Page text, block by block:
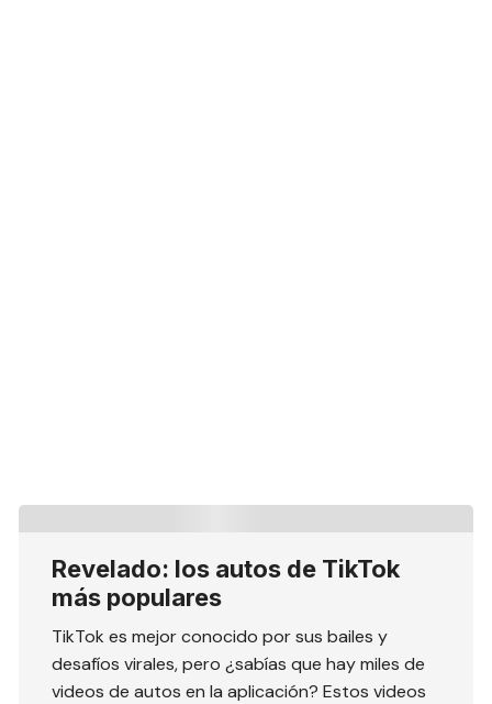
Revelado: los autos de TikTok
más populares
TikTok es mejor conocido por sus bailes y
desafíos virales, pero ¿sabías que hay miles de
videos de autos en la aplicación? Estos videos